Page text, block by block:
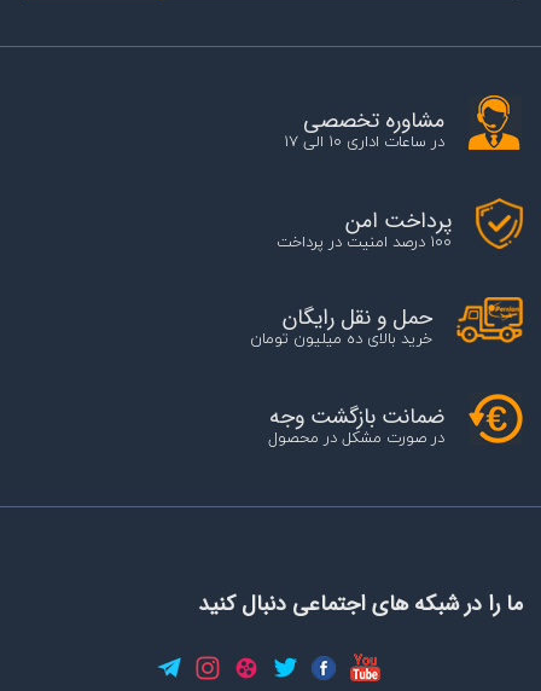
مشاوره تخصصی
در ساعات اداری 10 الی 17
پرداخت امن
100 درصد امنیت در پرداخت
حمل و نقل رایگان
خرید بالای ده میلیون تومان
ضمانت بازگشت وجه
در صورت مشکل در محصول
ما را در شبکه های اجتماعی دنبال کنید